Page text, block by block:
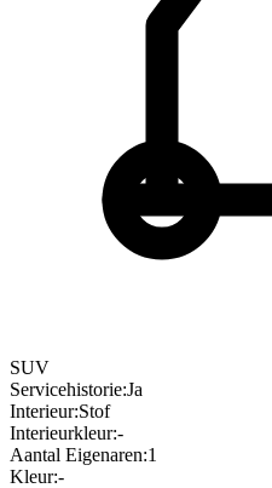
SUV
Servicehistorie:Ja
Interieur:Stof
Interieurkleur:-
Aantal Eigenaren:1
Kleur:-